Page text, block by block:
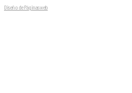
Diseño de Páginas web